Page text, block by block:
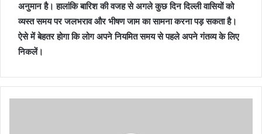
अनुमान है। हालांकि बारिश की वजह से अगले कुछ दिन दिल्ली वासियों को
व्यस्त समय पर जलभराव और भीषण जाम का सामना करना पड़ सकता है।
ऐसे में बेहतर होगा कि लोग अपने नियमित समय से पहले अपने गंतव्य के लिए
निकलें।